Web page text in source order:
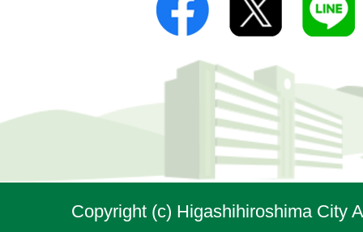
Copyright (c) Higashihiroshima City